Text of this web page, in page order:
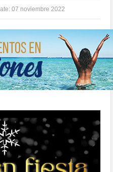
07 noviembre 2022